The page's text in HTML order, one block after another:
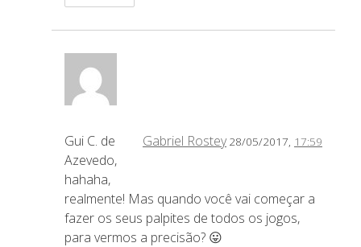
Gabriel Rostey 28/05/2017, 17:59
Gui C. de
Azevedo,
hahaha,
realmente! Mas quando você vai começar a
fazer os seus palpites de todos os jogos,
para vermos a precisão? 😛